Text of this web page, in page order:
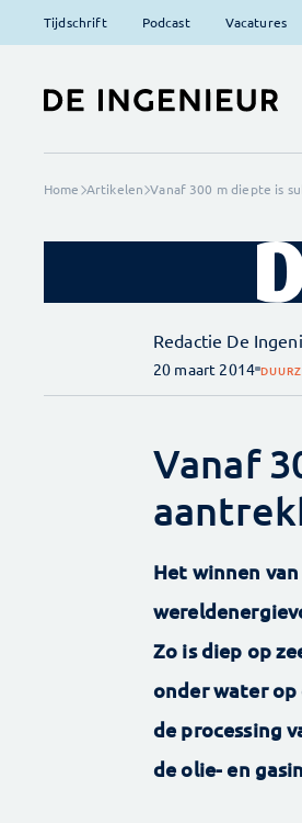
Tijdschrift Podcast Vacatures
Home Artikelen Vanaf 300 m diepte is
Redactie De
20 maart 2014
Vanaf
Het winnen
Zo is diep op
onder water
de processing
de olie- en